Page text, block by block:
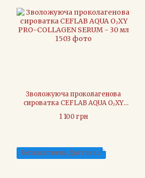
Зволожуюча проколагенова
сироватка CEFLAB AQUA O₂XY
PRO-COLLAGEN SERUM - 30 мл
1 100 грн
Безкоштовна Доставка